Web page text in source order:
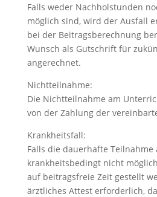
Falls weder Nachholstunden
möglich sind, wird der Ausfall
bei der Beitragsberechnung
Wunsch als Gutschrift für
angerechnet.
Nichtteilnahme:
Die Nichtteilnahme am
von der Zahlung der
Krankheitsfall:
Falls die dauerhafte
krankheitsbedingt nicht
auf beitragsfreie Zeit gestellt
ärztliches Attest erforderlich,